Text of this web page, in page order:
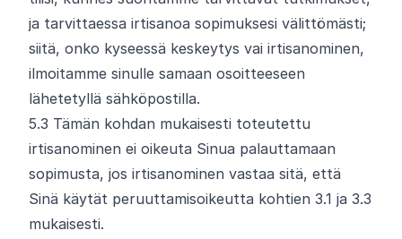
ja tarvittaessa irtisanoa sopimuksesi välittömästi;
siitä, onko kyseessä keskeytys vai irtisanominen,
ilmoitamme sinulle samaan osoitteeseen
lähetetyllä sähköpostilla.
5.3 Tämän kohdan mukaisesti toteutettu
irtisanominen ei oikeuta Sinua palauttamaan
sopimusta, jos irtisanominen vastaa sitä, että
Sinä käytät peruuttamisoikeutta kohtien 3.1 ja 3.3
mukaisesti.